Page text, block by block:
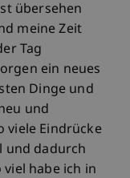
übersehen
meine Zeit
Tag
ein neues
Dinge und
und
viele Eindrücke
und dadurch
habe ich in